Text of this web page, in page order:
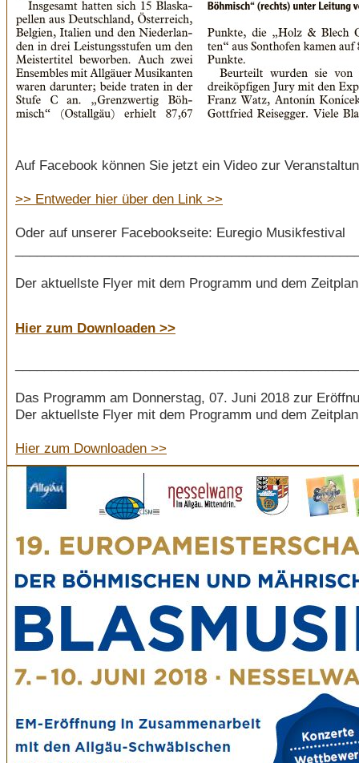
Auf Facebook können Sie jetzt ein Video zur
>> Entweder hier über den Link >>
Oder auf unserer Facebookseite: Euregio Musikfestival
Der aktuellste Flyer mit dem Programm und dem
Hier zum Downloaden >>
Das Programm am Donnerstag, 07. Juni 2018 zur
Der aktuellste Flyer mit dem Programm und dem Zeitplan
Hier zum Downloaden >>